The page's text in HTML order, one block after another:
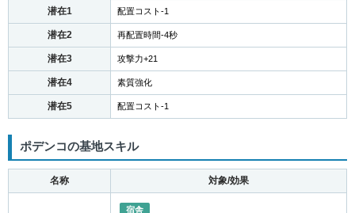
潜在1 配置コスト-1
潜在2 再配置時間-4秒
潜在3 攻撃力+21
潜在4 素質強化
潜在5 配置コスト-1
ポデンコの基地スキル
名称 対象/効果
宿舎